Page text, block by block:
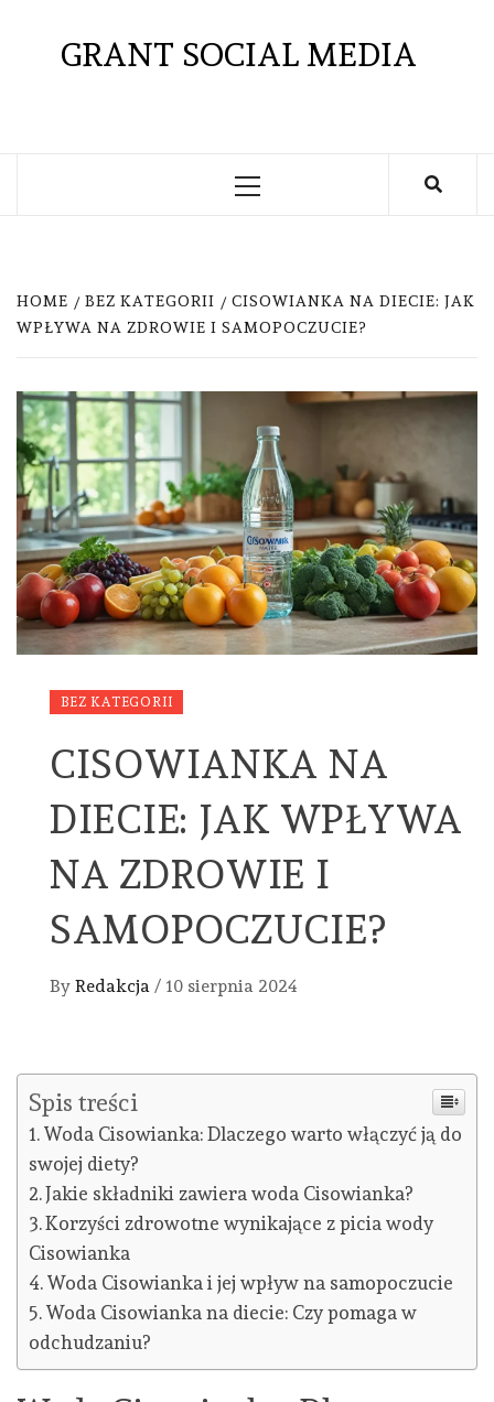
GRANT SOCIAL MEDIA
Primary
HOME BEZ KATEGORII
CISOWIANKA NA DIECIE: JAK
WPŁYWA NA ZDROWIE I SAMOPOCZUCIE?
BEZ KATEGORII
CISOWIANKA NA
DIECIE: JAK WPŁYWA
NA ZDROWIE I
SAMOPOCZUCIE?
By Redakcja / 10 sierpnia 2024
Spis treści
Woda Cisowianka: Dlaczego warto włączyć ją do
swojej diety?
Jakie składniki zawiera woda Cisowianka?
Korzyści zdrowotne wynikające z picia wody
Cisowianka
Woda Cisowianka i jej wpływ na samopoczucie
Woda Cisowianka na diecie: Czy pomaga w
odchudzaniu?